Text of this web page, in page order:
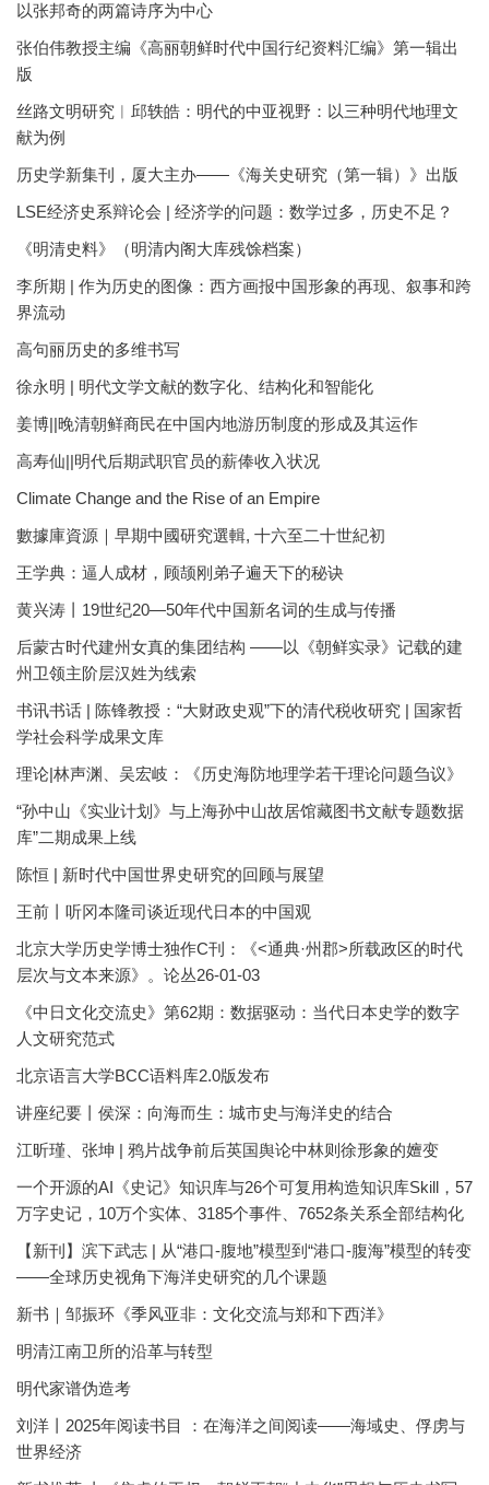
以张邦奇的两篇诗序为中心
张伯伟教授主编《高丽朝鲜时代中国行纪资料汇编》第一辑出
版
丝路文明研究︱邱轶皓：明代的中亚视野：以三种明代地理文
献为例
历史学新集刊，厦大主办——《海关史研究（第一辑）》出版
LSE经济史系辩论会 | 经济学的问题：数学过多，历史不足？
《明清史料》（明清内阁大库残馀档案）
李所期 | 作为历史的图像：西方画报中国形象的再现、叙事和跨
界流动
高句丽历史的多维书写
徐永明 | 明代文学文献的数字化、结构化和智能化
姜博||晚清朝鲜商民在中国内地游历制度的形成及其运作
高寿仙||明代后期武职官员的薪俸收入状况
Climate Change and the Rise of an Empire
數據庫資源｜早期中國研究選輯, 十六至二十世紀初
王学典：逼人成材，顾颉刚弟子遍天下的秘诀
黄兴涛丨19世纪20—50年代中国新名词的生成与传播
后蒙古时代建州女真的集团结构 ——以《朝鲜实录》记载的建
州卫领主阶层汉姓为线索
书讯书话 | 陈锋教授：“大财政史观”下的清代税收研究 | 国家哲
学社会科学成果文库
理论|林声渊、吴宏岐：《历史海防地理学若干理论问题刍议》
“孙中山《实业计划》与上海孙中山故居馆藏图书文献专题数据
库”二期成果上线
陈恒 | 新时代中国世界史研究的回顾与展望
王前丨听冈本隆司谈近现代日本的中国观
北京大学历史学博士独作C刊：《<通典·州郡>所载政区的时代
层次与文本来源》。论丛26-01-03
《中日文化交流史》第62期：数据驱动：当代日本史学的数字
人文研究范式
北京语言大学BCC语料库2.0版发布
讲座纪要丨侯深：向海而生：城市史与海洋史的结合
江昕瑾、张坤 | 鸦片战争前后英国舆论中林则徐形象的嬗变
一个开源的AI《史记》知识库与26个可复用构造知识库Skill，57
万字史记，10万个实体、3185个事件、7652条关系全部结构化
【新刊】滨下武志 | 从“港口-腹地”模型到“港口-腹海”模型的转变
——全球历史视角下海洋史研究的几个课题
新书｜邹振环《季风亚非：文化交流与郑和下西洋》
明清江南卫所的沿革与转型
明代家谱伪造考
刘洋丨2025年阅读书目 ：在海洋之间阅读——海域史、俘虏与
世界经济